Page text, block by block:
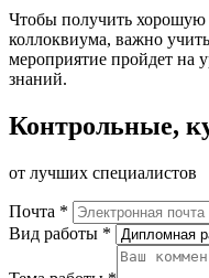
Чтобы получить хорошую
коллоквиума, важно
мероприятие пройдет на
знаний.
Контрольные,
от лучших специалистов
Почта *
Вид работы *